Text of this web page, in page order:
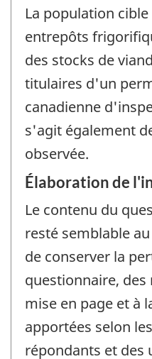
La population
entrepôts
des stocks de
titulaires d'un
canadienne
s'agit également
observée.
Élaboration de
Le contenu du
resté semblable
de conserver la
questionnaire,
mise en page et à
apportées selon
répondants et des